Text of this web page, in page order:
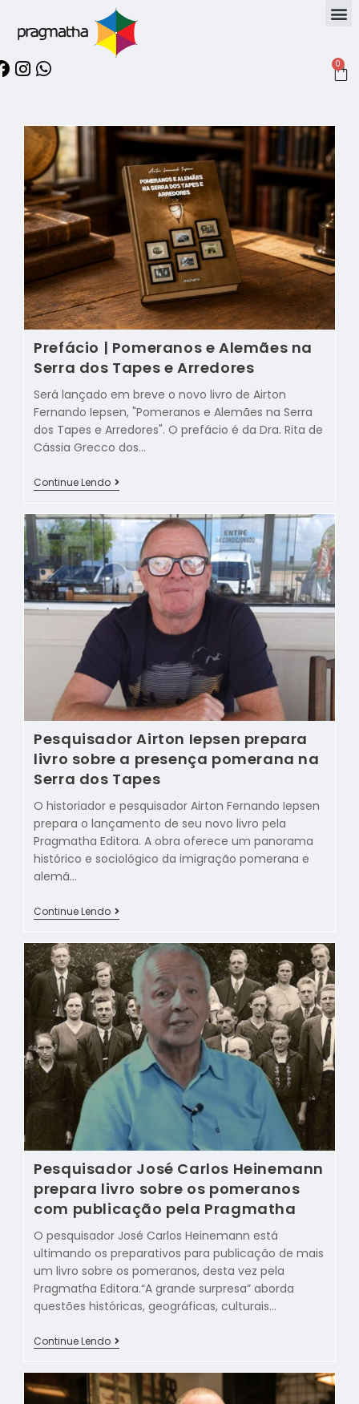
0
Prefácio | Pomeranos e Alemães na
Serra dos Tapes e Arredores
Será lançado em breve o novo livro de Airton
Fernando Iepsen, "Pomeranos e Alemães na Serra
dos Tapes e Arredores". O prefácio é da Dra. Rita de
Cássia Grecco dos…
Continue Lendo
Pesquisador Airton Iepsen prepara
livro sobre a presença pomerana na
Serra dos Tapes
O historiador e pesquisador Airton Fernando Iepsen
prepara o lançamento de seu novo livro pela
Pragmatha Editora. A obra oferece um panorama
histórico e sociológico da imigração pomerana e
alemã…
Continue Lendo
Pesquisador José Carlos Heinemann
prepara livro sobre os pomeranos
com publicação pela Pragmatha
O pesquisador José Carlos Heinemann está
ultimando os preparativos para publicação de mais
um livro sobre os pomeranos, desta vez pela
Pragmatha Editora.“A grande surpresa” aborda
questões históricas, geográficas, culturais…
Continue Lendo